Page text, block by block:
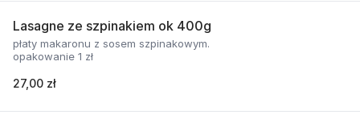
Lasagne ze szpinakiem ok 400g
płaty makaronu z sosem szpinakowym.
opakowanie 1 zł
27,00 zł